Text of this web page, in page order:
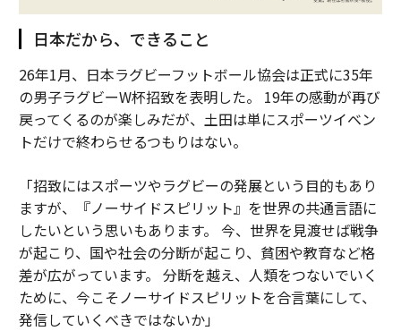
日本だから、できること
26年1月、日本ラグビーフットボール協会は正式に35年
の男子ラグビーW杯招致を表明した。 19年の感動が再び
戻ってくるのが楽しみだが、土田は単にスポーツイベン
トだけで終わらせるつもりはない。
「招致にはスポーツやラグビーの発展という目的もあり
ますが、『ノーサイドスピリット』を世界の共通言語に
したいという思いもあります。 今、世界を見渡せば戦争
が起こり、国や社会の分断が起こり、貧困や教育など格
差が広がっています。 分断を越え、人類をつないでいく
ために、今こそノーサイドスピリットを合言葉にして、
発信していくべきではないか」